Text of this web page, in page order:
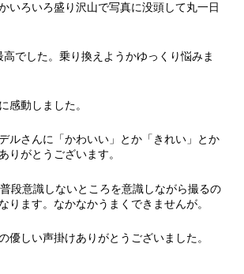
いろいろ盛り沢山で写真に没頭して丸一日
高でした。乗り換えようかゆっくり悩みま
感動しました。
ルさんに「かわいい」とか「きれい」とか
りがとうございます。
普段意識しないところを意識しながら撮るの
ります。なかなかうまくできませんが。
優しい声掛けありがとうございました。